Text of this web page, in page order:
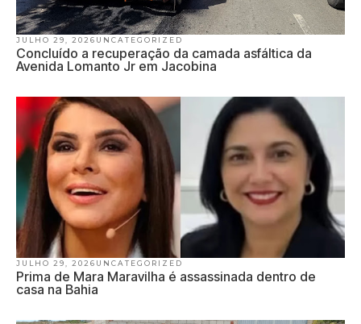
JULHO 29, 2026 UNCATEGORIZED
Concluído a recuperação da camada asfáltica da
Avenida Lomanto Jr em Jacobina
JULHO 29, 2026 UNCATEGORIZED
Prima de Mara Maravilha é assassinada dentro de
casa na Bahia